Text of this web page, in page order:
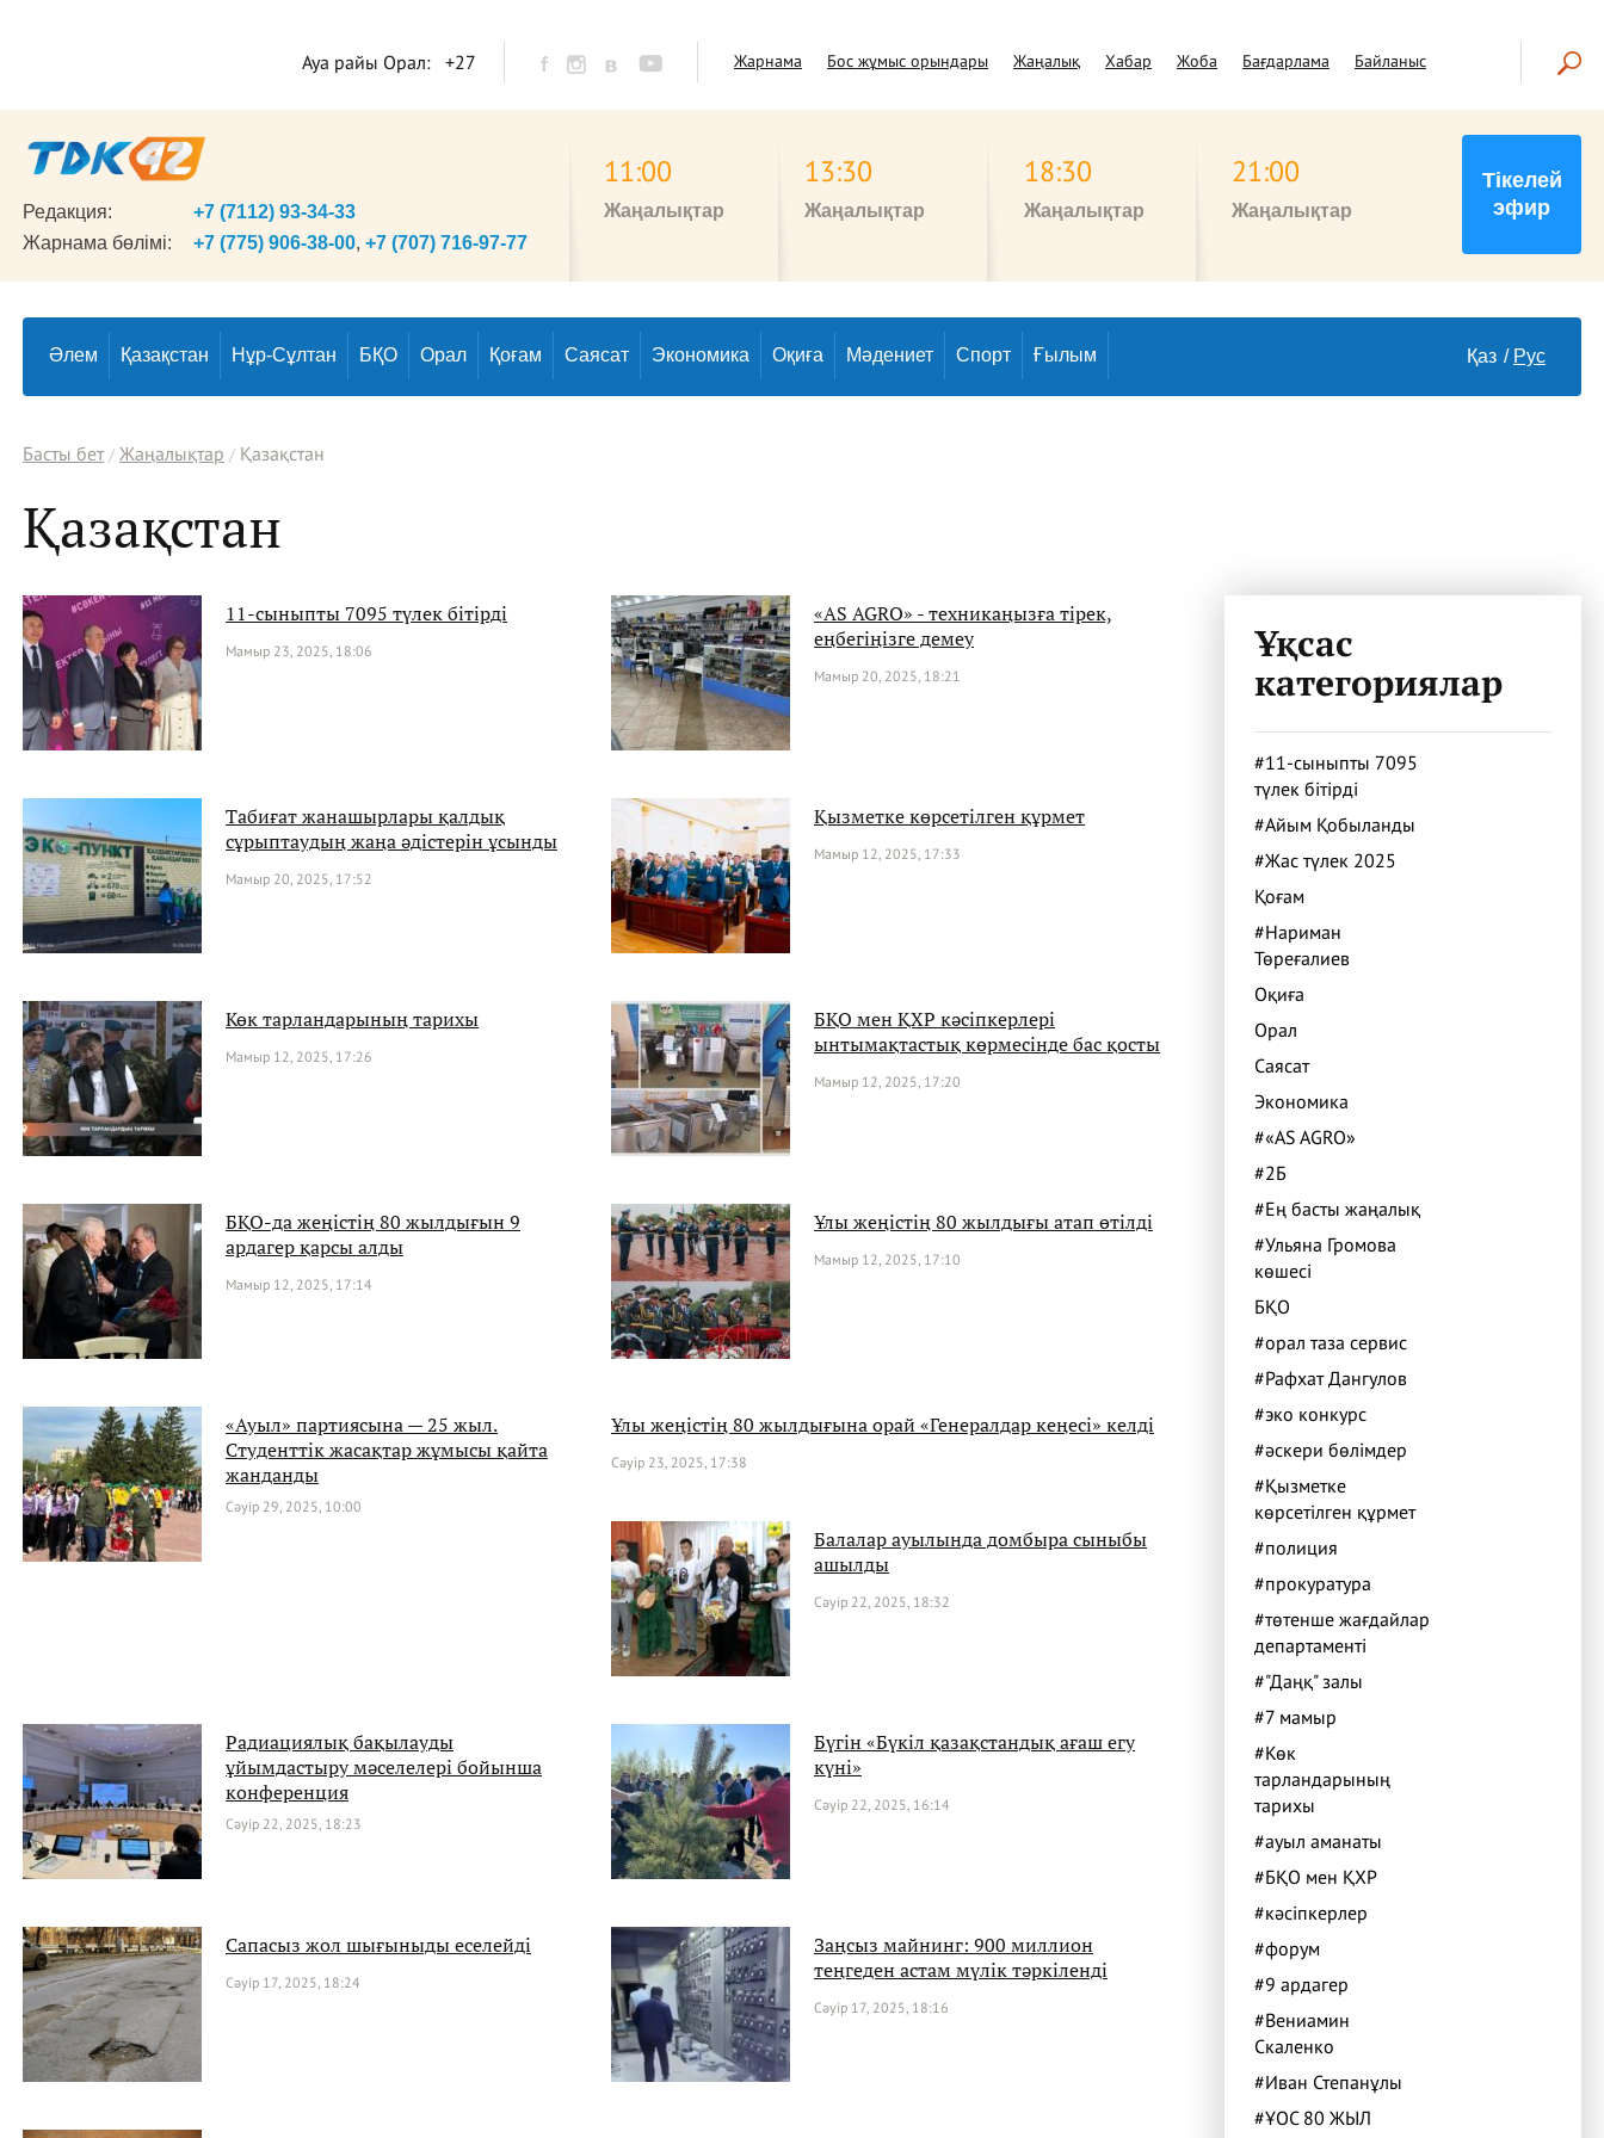
Ауа райы Орал: +27 Жарнама Бос жұмыс орындары Жаңалық Хабар Жоба Бағдарлама Байланыс
Редакция:
+7 (7112) 93-34-33
Жарнама бөлімі:
+7 (775) 906-38-00, +7 (707) 716-97-77
11:00
Жаңалықтар
13:30
Жаңалықтар
18:30
Жаңалықтар
21:00
Жаңалықтар
Тікелей
эфир
Әлем Қазақстан Нұр-Сұлтан БҚО Орал Қоғам Саясат Экономика Оқиға Мәдениет Спорт Ғылым Қаз Рус
Басты бет Жаңалықтар Қазақстан
Қазақстан
11-сыныпты 7095 түлек бітірді
Мамыр 23, 2025, 18:06
«AS AGRO» - техникаңызға тірек,
еңбегіңізге демеу
Мамыр 20, 2025, 18:21
Табиғат жанашырлары қалдық
сұрыптаудың жаңа әдістерін ұсынды
Мамыр 20, 2025, 17:52
Қызметке көрсетілген құрмет
Мамыр 12, 2025, 17:33
Көк тарландарының тарихы
Мамыр 12, 2025, 17:26
БҚО мен ҚХР кәсіпкерлері
ынтымақтастық көрмесінде бас қосты
Мамыр 12, 2025, 17:20
БҚО-да жеңістің 80 жылдығын 9
ардагер қарсы алды
Мамыр 12, 2025, 17:14
Ұлы жеңістің 80 жылдығы атап өтілді
Мамыр 12, 2025, 17:10
«Ауыл» партиясына — 25 жыл.
Студенттік жасақтар жұмысы қайта
жанданды
Сәуір 29, 2025, 10:00
Ұлы жеңістің 80 жылдығына орай «Генералдар кеңесі» келді
Сәуір 23, 2025, 17:38
Балалар ауылында домбыра сыныбы
ашылды
Сәуір 22, 2025, 18:32
Радиациялық бақылауды
ұйымдастыру мәселелері бойынша
конференция
Сәуір 22, 2025, 18:23
Бүгін «Бүкіл қазақстандық ағаш егу
күні»
Сәуір 22, 2025, 16:14
Сапасыз жол шығыныды еселейді
Сәуір 17, 2025, 18:24
Заңсыз майнинг: 900 миллион
теңгеден астам мүлік тәркіленді
Сәуір 17, 2025, 18:16
Ұқсас
категориялар
#11-сыныпты 7095
түлек бітірді
#Айым Қобыланды
#Жас түлек 2025
Қоғам
#Нариман
Төреғалиев
Оқиға
Орал
Саясат
Экономика
#«AS AGRO»
#2Б
#Ең басты жаңалық
#Ульяна Громова
көшесі
БҚО
#орал таза сервис
#Рафхат Дангулов
#эко конкурс
#әскери бөлімдер
#Қызметке
көрсетілген құрмет
#полиция
#прокуратура
#төтенше жағдайлар
департаменті
#"Даңқ" залы
#7 мамыр
#Көк
тарландарының
тарихы
#ауыл аманаты
#БҚО мен ҚХР
#кәсіпкерлер
#форум
#9 ардагер
#Вениамин
Скаленко
#Иван Степанұлы
#ҰОС 80 ЖЫЛ